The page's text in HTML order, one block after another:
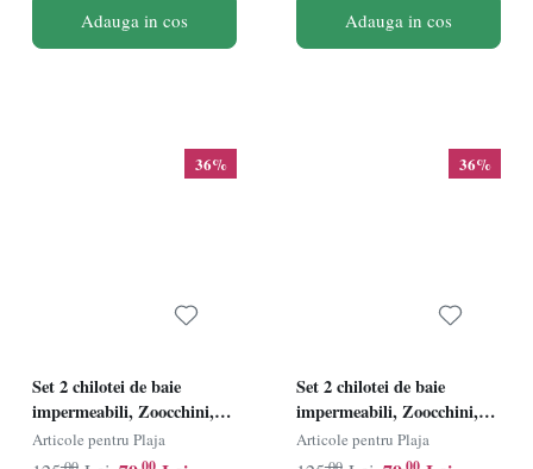
Adauga in cos Adauga in cos
36%
Set 2 chilotei de baie
impermeabili, Zoocchini,
protectie UPF50+, marime
M, 12-24 Luni Ã¢â‚¬â€œ
Articole pentru Plaja
36%
Set 2 chilotei de baie
impermeabili, Zoocchini,
protectie UPF50+, marime
L, 24-36 Luni Ã¢â‚¬â€œ
Articole pentru Plaja